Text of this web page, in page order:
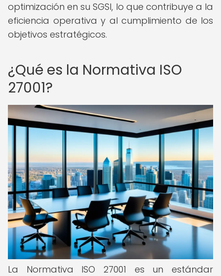
optimización en su SGSI, lo que contribuye a la
eficiencia operativa y al cumplimiento de los
objetivos estratégicos.
¿Qué es la Normativa ISO
27001?
La Normativa ISO 27001 es un estándar